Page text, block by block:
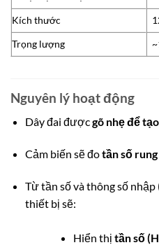
Kích thước
Trọng lượng
Nguyên lý hoạt động
Dây đai đượcgõ nhẹ để
Cảm biến sẽ đotần số rung
Từ tần số và thông số
thiết bị sẽ:
Hiển thị tần số